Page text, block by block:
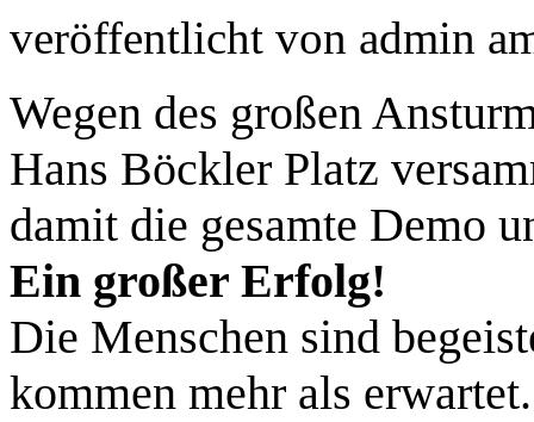
veröffentlicht von admin
Wegen des großen
Hans Böckler Platz
damit die gesamte Demo
Ein großer Erfolg!
Die Menschen sind
kommen mehr als erwartet.